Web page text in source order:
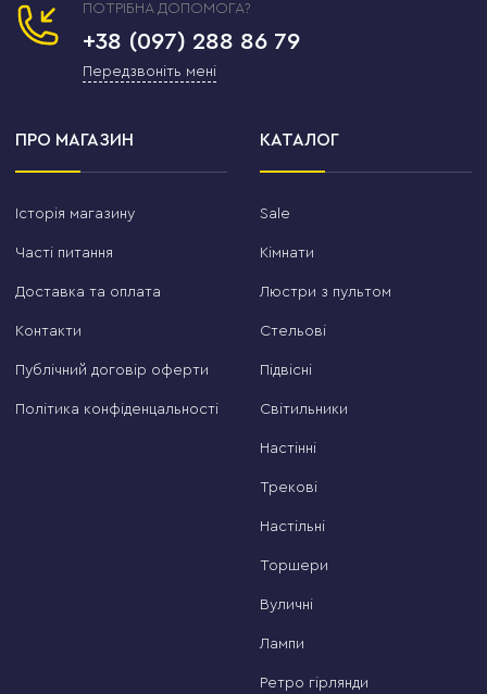
ПОТРІБНА ДОПОМОГА?
+38 (097) 288 86 79
Передзвоніть мені
ПРО МАГАЗИН
Історія магазину
Часті питання
Доставка та оплата
Контакти
Публічний договір оферти
Політика конфіденцальності
КАТАЛОГ
Sale
Кімнати
Люстри з пультом
Стельові
Підвісні
Світильники
Настінні
Трекові
Настільні
Торшери
Вуличні
Лампи
Ретро гірлянди